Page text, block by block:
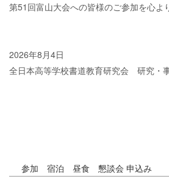
第51回富山大会への皆様のご参加を心よ
2026年8月4日
全日本高等学校書道教育研究会 研究・
参加 宿泊 昼食 懇談会 申込み